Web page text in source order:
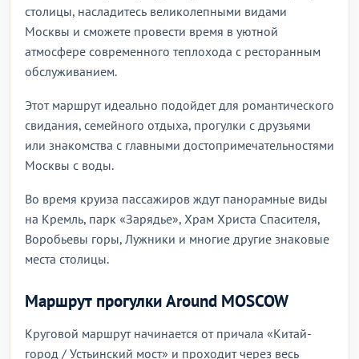
столицы, насладитесь великолепными видами
Москвы и сможете провести время в уютной
атмосфере современного теплохода с ресторанным
обслуживанием.
Этот маршрут идеально подойдет для романтического
свидания, семейного отдыха, прогулки с друзьями
или знакомства с главными достопримечательностями
Москвы с воды.
Во время круиза пассажиров ждут панорамные виды
на Кремль, парк «Зарядье», Храм Христа Спасителя,
Воробьевы горы, Лужники и многие другие знаковые
места столицы.
Маршрут прогулки Around MOSCOW
Круговой маршрут начинается от причала «Китай-
город / Устьинский мост» и проходит через весь